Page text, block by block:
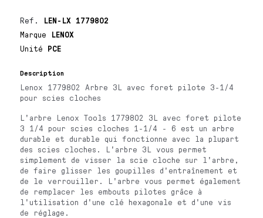
Ref. LEN-LX 1779802
Marque LENOX
Unité PCE
Description
Lenox 1779802 Arbre 3L avec foret pilote 3-1/4
pour scies cloches
L'arbre Lenox Tools 1779802 3L avec foret pilote
3 1/4 pour scies cloches 1-1/4 - 6 est un arbre
durable et durable qui fonctionne avec la plupart
des scies cloches. L'arbre 3L vous permet
simplement de visser la scie cloche sur l'arbre,
de faire glisser les goupilles d'entraînement et
de le verrouiller. L'arbre vous permet également
de remplacer les embouts pilotes grâce à
l'utilisation d'une clé hexagonale et d'une vis
de réglage.